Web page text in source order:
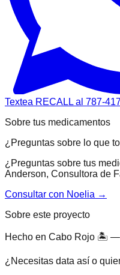
Textea RECALL al 787-
Sobre tus medicamentos
¿Preguntas sobre lo que
¿Preguntas sobre tus
Anderson, Consultora de
Consultar con Noelia →
Sobre este proyecto
Hecho en Cabo Rojo 🏝 —
¿Necesitas data así o